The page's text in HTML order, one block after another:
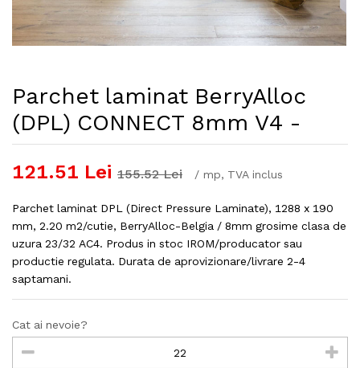
Parchet laminat BerryAlloc
(DPL) CONNECT 8mm V4 -
121.51 Lei 155.52 Lei / mp, TVA inclus
Parchet laminat DPL (Direct Pressure Laminate), 1288 x 190
mm, 2.20 m2/cutie, BerryAlloc-Belgia / 8mm grosime clasa de
uzura 23/32 AC4. Produs in stoc IROM/producator sau
productie regulata. Durata de aprovizionare/livrare 2-4
saptamani.
Cat ai nevoie?